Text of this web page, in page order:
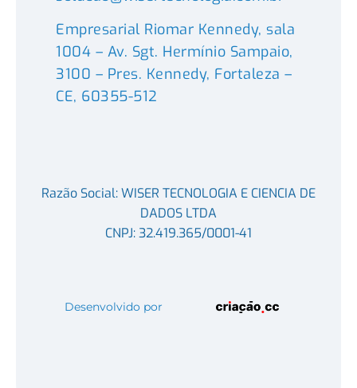
Empresarial Riomar Kennedy, sala
1004 – Av. Sgt. Hermínio Sampaio,
3100 – Pres. Kennedy, Fortaleza –
CE, 60355-512
Razão Social: WISER TECNOLOGIA E CIENCIA DE
DADOS LTDA
CNPJ: 32.419.365/0001-41
Desenvolvido por